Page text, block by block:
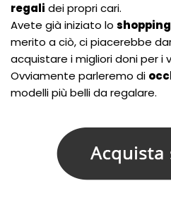
regali dei propri cari.
Avete già iniziato lo
merito a ciò, ci piacerebbe
acquistare i migliori doni per i
Ovviamente parleremo di
modelli più belli da regalare.